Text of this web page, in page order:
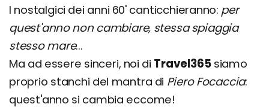
I nostalgici dei anni 60' canticchieranno: per
quest'anno non cambiare, stessa spiaggia
stesso mare...
Ma ad essere sinceri, noi di Travel365siamo
proprio stanchi del mantra di Piero Focaccia:
quest'anno si cambia eccome!